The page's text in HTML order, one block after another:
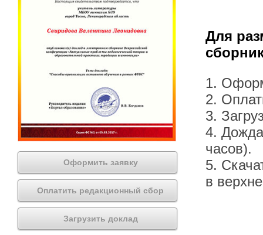
Оформить заявку
Оплатить редакционный сбор
Загрузить доклад
Для
1.
2.
3.
4.
часов).
5.
в